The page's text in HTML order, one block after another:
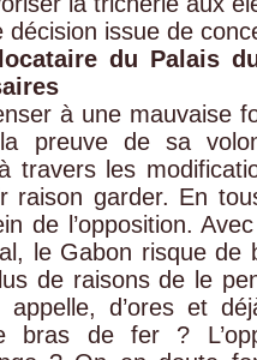
issue de
du Palais
à une mauvaise
preuve de sa
travers les
raison garder. En
de l’opposition.
le Gabon risque de
de raisons de le
d’ores et
bras de fer ?